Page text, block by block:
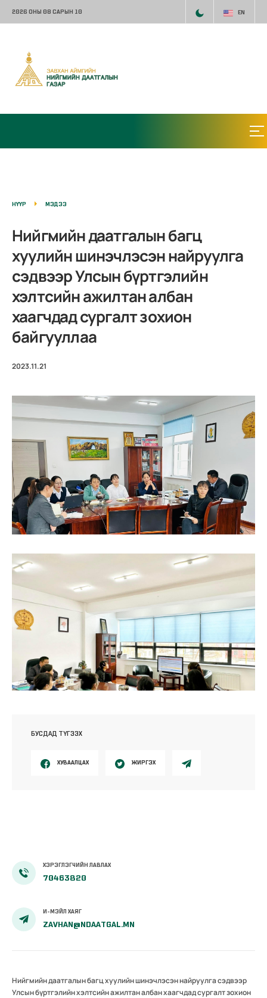
2026 ОНЫ 08 САРЫН 10 EN
НҮҮР МЭДЭЭ
Нийгмийн даатгалын багц
хуулийн шинэчлэсэн найруулга
сэдвээр Улсын бүртгэлийн
хэлтсийн ажилтан албан
хаагчдад сургалт зохион
байгууллаа
2023.11.21
БУСДАД ТҮГЭЭХ
ХУВААЛЦАХ ЖИРГЭХ
ХЭРЭГЛЭГЧИЙН ЛАВЛАХ
70463820
И-МЭЙЛ ХАЯГ
ZAVHAN@NDAATGAL.MN
Нийгмийн даатгалын багц хуулийн шинэчлэсэн найруулга сэдвээр
Улсын бүртгэлийн хэлтсийн ажилтан албан хаагчдад сургалт зохион